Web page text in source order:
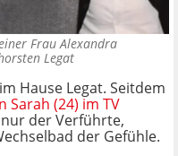
Frau Alexandra
Legat
Hause Legat. Seitdem
Sarah (24) im TV
der Verführte,
der Gefühle.